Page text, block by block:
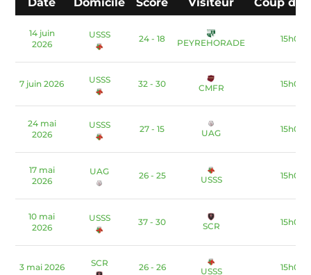
14 juin
2026
USSS 24 - 18 PEYREHORADE 15h00
7 juin 2026 USSS 32 - 30 CMFR 15h00
24 mai
2026
USSS 27 - 15 UAG 15h00
17 mai
2026
UAG 26 - 25 USSS 15h00
10 mai
2026
USSS 37 - 30 SCR 15h00
3 mai 2026 SCR 26 - 26 USSS 15h00